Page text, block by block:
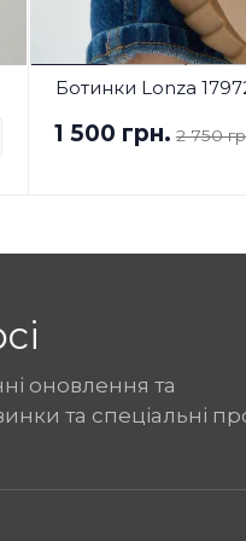
Ботинки Lonza
1 500 грн. 2 750
оновлення та
та спеціальні